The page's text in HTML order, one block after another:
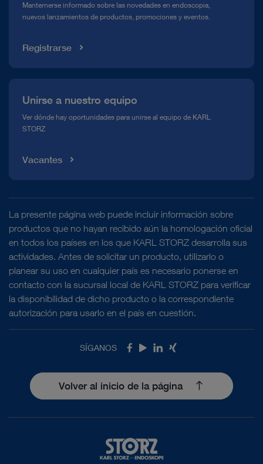
Mediateca
Manternerse informado sobre las novedades en endoscopia,
nuevos lanzamientos de productos, promociones y eventos.
Registrarse
Unirse a nuestro equipo
Ver dónde hay oportunidades para unirse al equipo de KARL
STORZ
Vacantes
La presente página web puede incluir información sobre
productos que no hayan recibido aún la homologación oficial
en todos los países en los que KARL STORZ desarrolla sus
actividades. Antes de solicitar un producto, utilizarlo o
planear su uso en cualquier país es necesario ponerse en
contacto con la sucursal local de KARL STORZ para verificar
la disponibilidad de dicho producto o la correspondiente
autorización para usarlo en el país en cuestión.
SÍGANOS Facebook
Youtube
LinkedIn
Xing
Volver al inicio de la página